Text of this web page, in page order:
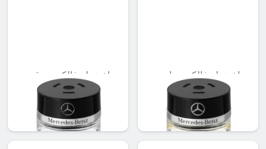
بخاخ عطر فالكون، نايت
لايف مود
AED 548.10
بخاخ عطر فالكون، رقم
AED 548.10